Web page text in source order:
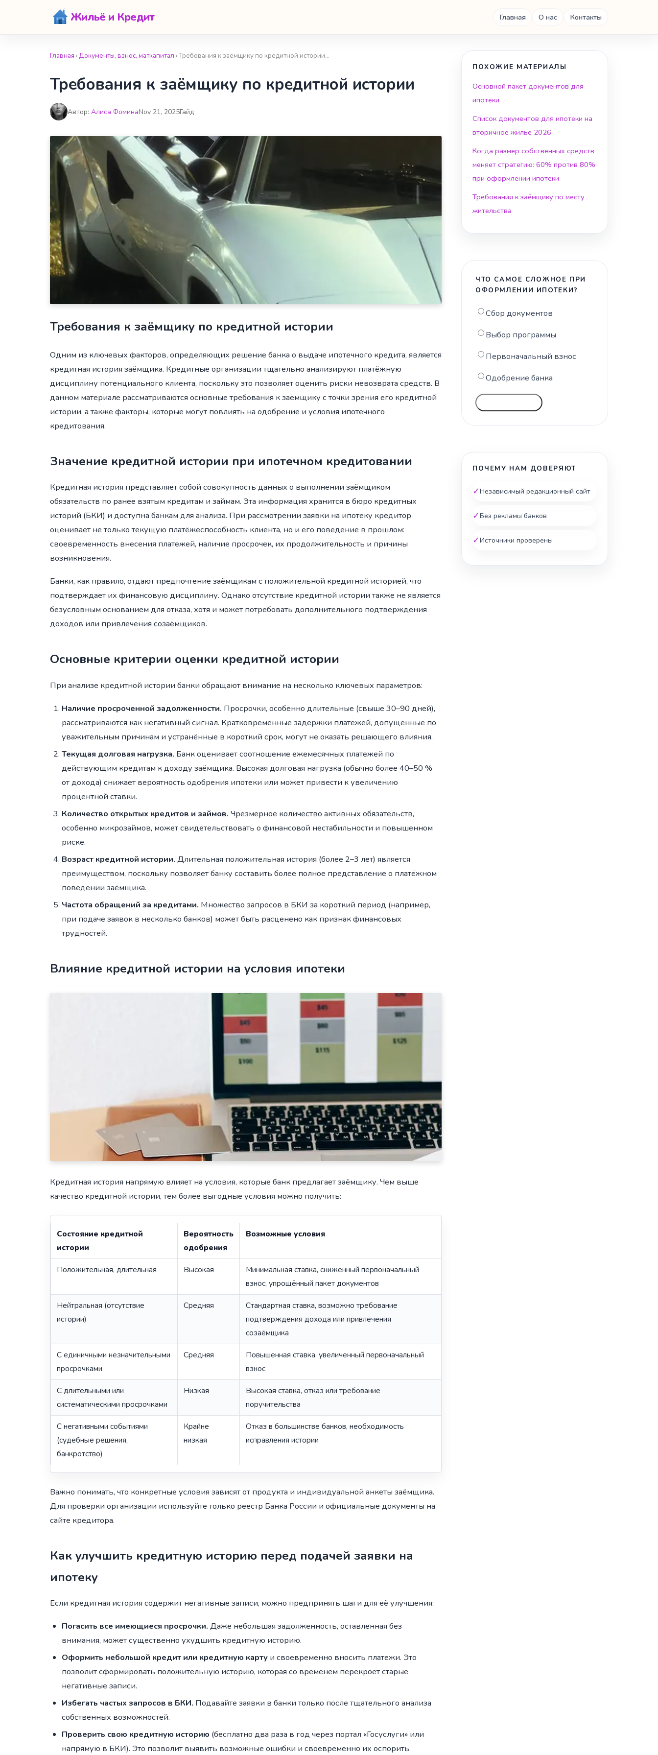
Жильё и Кредит Главная О нас Контакты
Главная ›Документы, взнос, маткапитал › Требования к заёмщику по кредитной истории…
Требования к заёмщику по кредитной истории
Автор: Алиса ФоминаNov 21, 2025Гайд
Требования к заёмщику по кредитной истории
Одним из ключевых факторов, определяющих решение банка о выдаче ипотечного кредита, является
кредитная история заёмщика. Кредитные организации тщательно анализируют платёжную
дисциплину потенциального клиента, поскольку это позволяет оценить риски невозврата средств. В
данном материале рассматриваются основные требования к заёмщику с точки зрения его кредитной
истории, а также факторы, которые могут повлиять на одобрение и условия ипотечного
кредитования.
Значение кредитной истории при ипотечном кредитовании
Кредитная история представляет собой совокупность данных о выполнении заёмщиком
обязательств по ранее взятым кредитам и займам. Эта информация хранится в бюро кредитных
историй (БКИ) и доступна банкам для анализа. При рассмотрении заявки на ипотеку кредитор
оценивает не только текущую платёжеспособность клиента, но и его поведение в прошлом:
своевременность внесения платежей, наличие просрочек, их продолжительность и причины
возникновения.
Банки, как правило, отдают предпочтение заёмщикам с положительной кредитной историей, что
подтверждает их финансовую дисциплину. Однако отсутствие кредитной истории также не является
безусловным основанием для отказа, хотя и может потребовать дополнительного подтверждения
доходов или привлечения созаёмщиков.
Основные критерии оценки кредитной истории
При анализе кредитной истории банки обращают внимание на несколько ключевых параметров:
Наличие просроченной задолженности. Просрочки, особенно длительные (свыше 30–90 дней),
рассматриваются как негативный сигнал. Кратковременные задержки платежей, допущенные по
уважительным причинам и устранённые в короткий срок, могут не оказать решающего влияния.
Текущая долговая нагрузка. Банк оценивает соотношение ежемесячных платежей по
действующим кредитам к доходу заёмщика. Высокая долговая нагрузка (обычно более 40–50 %
от дохода) снижает вероятность одобрения ипотеки или может привести к увеличению
процентной ставки.
Количество открытых кредитов и займов. Чрезмерное количество активных обязательств,
особенно микрозаймов, может свидетельствовать о финансовой нестабильности и повышенном
риске.
Возраст кредитной истории. Длительная положительная история (более 2–3 лет) является
преимуществом, поскольку позволяет банку составить более полное представление о платёжном
поведении заёмщика.
Частота обращений за кредитами. Множество запросов в БКИ за короткий период (например,
при подаче заявок в несколько банков) может быть расценено как признак финансовых
трудностей.
Влияние кредитной истории на условия ипотеки
Кредитная история напрямую влияет на условия, которые банк предлагает заёмщику. Чем выше
качество кредитной истории, тем более выгодные условия можно получить:
Состояние кредитной
истории
Вероятность
одобрения
Возможные условия
Положительная, длительная Высокая
Минимальная ставка, сниженный первоначальный
взнос, упрощённый пакет документов
Нейтральная (отсутствие
истории)
Средняя
Стандартная ставка, возможно требование
подтверждения дохода или привлечения
созаёмщика
С единичными незначительными
просрочками
Средняя
Повышенная ставка, увеличенный первоначальный
взнос
С длительными или
систематическими просрочками
Низкая
Высокая ставка, отказ или требование
поручительства
С негативными событиями
(судебные решения,
банкротство)
Крайне
низкая
Отказ в большинстве банков, необходимость
исправления истории
Важно понимать, что конкретные условия зависят от продукта и индивидуальной анкеты заёмщика.
Для проверки организации используйте только реестр Банка России и официальные документы на
сайте кредитора.
Как улучшить кредитную историю перед подачей заявки на
ипотеку
Если кредитная история содержит негативные записи, можно предпринять шаги для её улучшения:
Погасить все имеющиеся просрочки. Даже небольшая задолженность, оставленная без
внимания, может существенно ухудшить кредитную историю.
Оформить небольшой кредит или кредитную карту и своевременно вносить платежи. Это
позволит сформировать положительную историю, которая со временем перекроет старые
негативные записи.
Избегать частых запросов в БКИ. Подавайте заявки в банки только после тщательного анализа
собственных возможностей.
Проверить свою кредитную историю (бесплатно два раза в год через портал «Госуслуги» или
напрямую в БКИ). Это позволит выявить возможные ошибки и своевременно их оспорить.
ПОХОЖИЕ МАТЕРИАЛЫ
Основной пакет документов для
ипотеки
Список документов для ипотеки на
вторичное жильё 2026
Когда размер собственных средств
меняет стратегию: 60% против 80%
при оформлении ипотеки
Требования к заёмщику по месту
жительства
ЧТО САМОЕ СЛОЖНОЕ ПРИ
ОФОРМЛЕНИИ ИПОТЕКИ?
Сбор документов
Выбор программы
Первоначальный взнос
Одобрение банка
ПОЧЕМУ НАМ ДОВЕРЯЮТ
✓Независимый редакционный сайт
✓Без рекламы банков
✓Источники проверены